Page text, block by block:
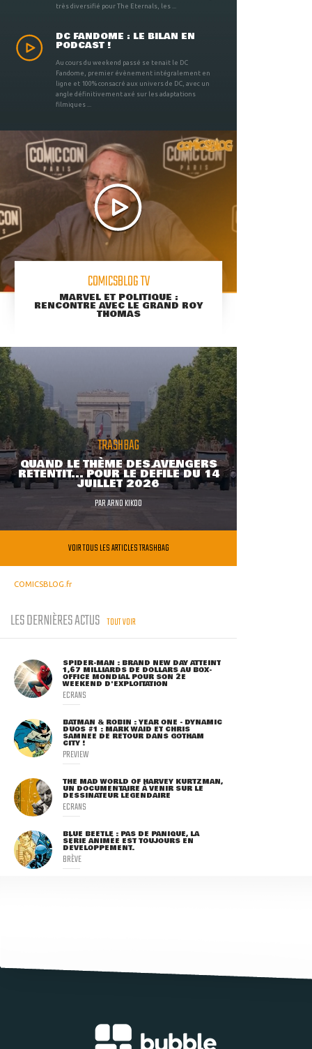
très diversifié pour The Eternals, les ...
DC FANDOME : LE BILAN EN
PODCAST !
Au cours du weekend passé se tenait le DC
Fandome, premier évènement intégralement en
ligne et 100% consacré aux univers de DC, avec un
angle définitivement axé sur les adaptations
filmiques ...
COMICSBLOG TV
MARVEL ET POLITIQUE :
RENCONTRE AVEC LE GRAND ROY
THOMAS
TRASHBAG
QUAND LE THÈME DES AVENGERS
RETENTIT... POUR LE DÉFILÉ DU 14
JUILLET 2026
PARARNO KIKOO
VOIR TOUS LES ARTICLES TRASHBAG
COMICSBLOG.fr
LES DERNIÈRES ACTUS TOUT VOIR
SPIDER-MAN : BRAND NEW DAY ATTEINT
1,67 MILLIARDS DE DOLLARS AU BOX-
OFFICE MONDIAL POUR SON 2E
WEEKEND D'EXPLOITATION
ECRANS
BATMAN & ROBIN : YEAR ONE - DYNAMIC
DUOS #1 : MARK WAID ET CHRIS
SAMNEE DE RETOUR DANS GOTHAM
CITY !
PREVIEW
THE MAD WORLD OF HARVEY KURTZMAN,
UN DOCUMENTAIRE À VENIR SUR LE
DESSINATEUR LÉGENDAIRE
ECRANS
BLUE BEETLE : PAS DE PANIQUE, LA
SÉRIE ANIMÉE EST TOUJOURS EN
DÉVELOPPEMENT.
BRÈVE